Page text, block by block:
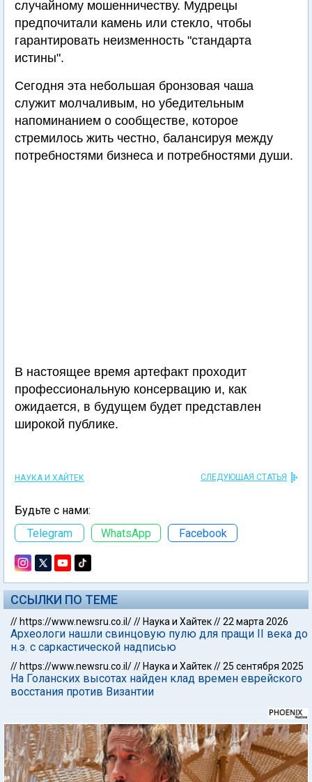
случайному мошенничеству. Мудрецы
предпочитали камень или стекло, чтобы
гарантировать неизменность "стандарта
истины".
Сегодня эта небольшая бронзовая чаша
служит молчаливым, но убедительным
напоминанием о сообществе, которое
стремилось жить честно, балансируя между
потребностями бизнеса и потребностями души.
В настоящее время артефакт проходит
профессиональную консервацию и, как
ожидается, в будущем будет представлен
широкой публике.
НАУКА И ХАЙТЕК СЛЕДУЮЩАЯ СТАТЬЯ
Будьте с нами:
Telegram
WhatsApp Facebook
ССЫЛКИ ПО ТЕМЕ
// https://www.newsru.co.il/// Наука и Хайтек//22 марта 2026
Археологи нашли свинцовую пулю для пращи II века до
н.э. с саркастической надписью
// https://www.newsru.co.il/// Наука и Хайтек//25 сентября 2025
На Голанских высотах найден клад времен еврейского
восстания против Византии